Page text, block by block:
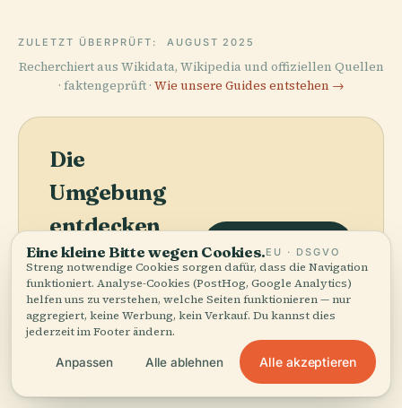
ZULETZT ÜBERPRÜFT: AUGUST 2025
Recherchiert aus Wikidata, Wikipedia und offiziellen Quellen
· faktengeprüft · Wie unsere Guides entstehen →
Die
Umgebung
entdecken
Sehen Sie Stolperstein
Für Margrit Mayer auf
der Karte und
entdecken Sie, was in
der Nähe ist.
Karte anzeigen
Eine kleine Bitte wegen Cookies.EU · DSGVO
Streng notwendige Cookies sorgen dafür, dass die Navigation
funktioniert. Analyse-Cookies (PostHog, Google Analytics)
helfen uns zu verstehen, welche Seiten funktionieren — nur
aggregiert, keine Werbung, kein Verkauf. Du kannst dies
jederzeit im Footer ändern.
Anpassen Alle ablehnen Alle akzeptieren